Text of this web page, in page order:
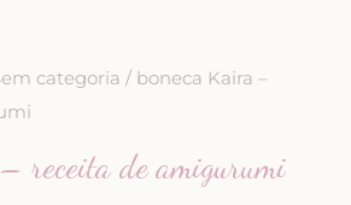
categoria / boneca Kaira –
receita de amigurumi